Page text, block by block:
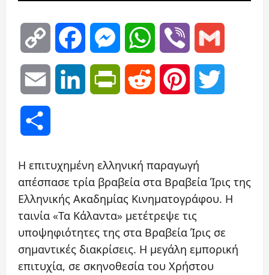
Copy
Link
Facebook MessengerWhatsAppViber
Email LinkedIn PrintFriendly
Reddit Pinterest
Η επιτυχημένη ελληνική παραγωγή
απέσπασε τρία βραβεία στα Βραβεία Ίρις της
Ελληνικής Ακαδημίας Κινηματογράφου. Η
ταινία «Τα Κάλαντα» μετέτρεψε τις
υποψηφιότητες της στα Βραβεία Ίρις σε
σημαντικές διακρίσεις. Η μεγάλη εμπορική
επιτυχία, σε σκηνοθεσία του Χρήστου